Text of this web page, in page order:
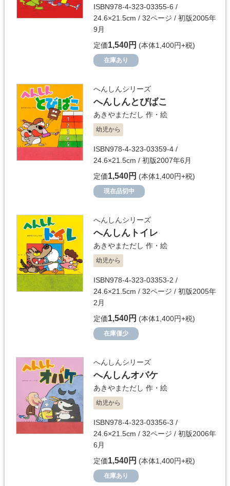
ISBN978-4-323-03355-6 /
24.6×21.5cm / 32ページ / 初版2005年
9月
定価1,540円 (本体1,400円+税)
在庫あり
へんしんシリーズ
へんしんとびばこ
あきやまただし 作・絵
幼児から
ISBN978-4-323-03359-4 /
24.6×21.5cm / 初版2007年6月
定価1,540円 (本体1,400円+税)
現在品切中
へんしんシリーズ
へんしんトイレ
あきやまただし 作・絵
幼児から
ISBN978-4-323-03353-2 /
24.6×21.5cm / 32ページ / 初版2005年
2月
定価1,540円 (本体1,400円+税)
在庫僅少
へんしんシリーズ
へんしんオバケ
あきやまただし 作・絵
幼児から
ISBN978-4-323-03356-3 /
24.6×21.5cm / 32ページ / 初版2006年
6月
定価1,540円 (本体1,400円+税)
在庫あり